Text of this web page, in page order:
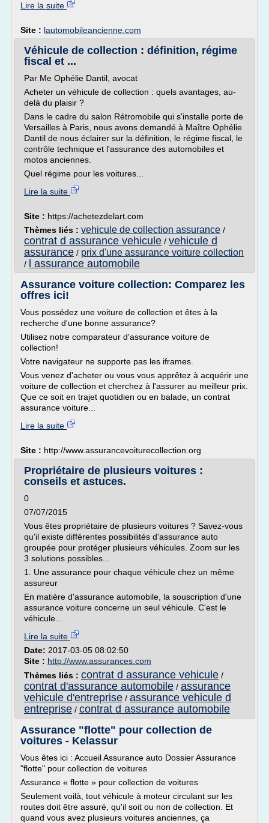
Lire la suite
Site : lautomobileancienne.com
Véhicule de collection : définition, régime
fiscal et ...
Par Me Ophélie Dantil, avocat
Acheter un véhicule de collection : quels avantages, au-
delà du plaisir ?
Dans le cadre du salon Rétromobile qui s'installe porte de
Versailles à Paris, nous avons demandé à Maître Ophélie
Dantil de nous éclairer sur la définition, le régime fiscal, le
contrôle technique et l'assurance des automobiles et
motos anciennes.
Quel régime pour les voitures...
Lire la suite
Site : https://achetezdelart.com
Thèmes liés : vehicule de collection assurance /
contrat d assurance vehicule / vehicule d
assurance / prix d'une assurance voiture collection
/
l assurance automobile
Assurance voiture collection: Comparez les
offres ici!
Vous possédez une voiture de collection et êtes à la
recherche d'une bonne assurance?
Utilisez notre comparateur d'assurance voiture de
collection!
Votre navigateur ne supporte pas les iframes.
Vous venez d'acheter ou vous vous apprêtez à acquérir une
voiture de collection et cherchez à l'assurer au meilleur prix.
Que ce soit en trajet quotidien ou en balade, un contrat
assurance voiture...
Lire la suite
Site : http://www.assurancevoiturecollection.org
Propriétaire de plusieurs voitures :
conseils et astuces.
0
07/07/2015
Vous êtes propriétaire de plusieurs voitures ? Savez-vous
qu'il existe différentes possibilités d'assurance auto
groupée pour protéger plusieurs véhicules. Zoom sur les
3 solutions possibles...
1. Une assurance pour chaque véhicule chez un même
assureur
En matière d'assurance automobile, la souscription d'une
assurance voiture concerne un seul véhicule. C'est le
véhicule...
Lire la suite
Date: 2017-03-05 08:02:50
Site : http://www.assurances.com
Thèmes liés : contrat d assurance vehicule /
contrat d'assurance automobile / assurance
vehicule d'entreprise / assurance vehicule d
entreprise / contrat d assurance automobile
Assurance "flotte" pour collection de
voitures - Kelassur
Vous êtes ici : Accueil Assurance auto Dossier Assurance
"flotte" pour collection de voitures
Assurance « flotte » pour collection de voitures
Seulement voilà, tout véhicule à moteur circulant sur les
routes doit être assuré, qu'il soit ou non de collection. Et
quand vous avez plusieurs voitures anciennes, ça